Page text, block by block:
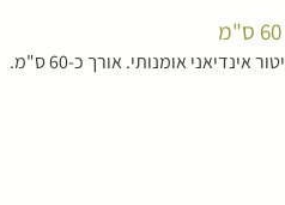
אומנותי. אורך כ-60 ס"מ.